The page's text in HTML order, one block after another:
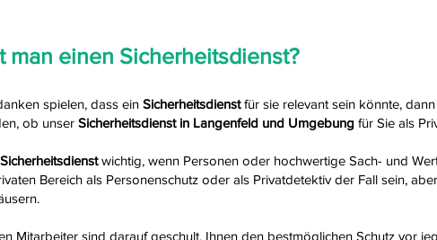
man einen Sicherheitsdienst?
spielen, dass ein Sicherheitsdienstfür sie relevant sein könnte,
ob unser Sicherheitsdienst in Langenfeld und Umgebung für Sie als
Sicherheitsdienstwichtig, wenn Personen oder hochwertige Sach- und
Bereich als Personenschutz oder als Privatdetektiv der Fall sein,
Mitarbeiter sind darauf geschult, Ihnen den bestmöglichen Schutz vor